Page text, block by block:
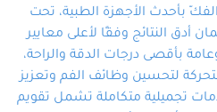
في أيد أمينة تلبي احتياجاتك بكل
احترافية ودقة.
بأحدث الأجهزة الطبية، تحت
أدق النتائج وفقًا لأعلى معايير
بأقصى درجات الدقة والراحة،
لتحسين وظائف الفم وتعزيز
تجميلية متكاملة تشمل تقويم